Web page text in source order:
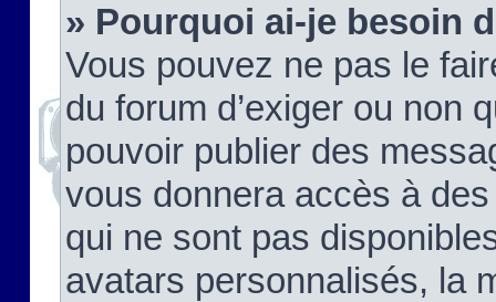
» Pourquoi ai-je besoin
Vous pouvez ne pas le
du forum d’exiger ou non
pouvoir publier des
vous donnera accès à
qui ne sont pas
avatars personnalisés, la